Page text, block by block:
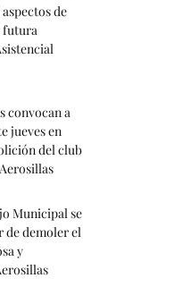
de
futura
convocan a
jueves en
del club
Municipal se
de demoler el
y